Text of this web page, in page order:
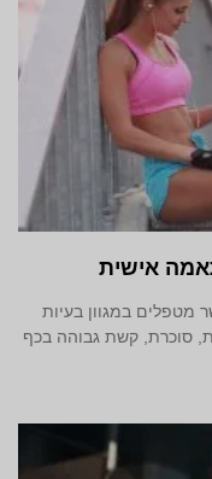
אישית
מטפלים במגוון בעיות
סוכרת, קשת גבוהה בכף